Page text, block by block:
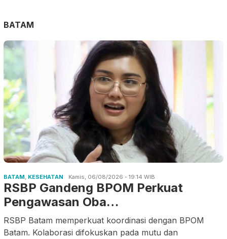
BATAM
BATAM, KESEHATAN Kamis, 06/08/2026 - 19:14 WIB
RSBP Gandeng BPOM Perkuat
Pengawasan Oba…
RSBP Batam memperkuat koordinasi dengan BPOM
Batam. Kolaborasi difokuskan pada mutu dan